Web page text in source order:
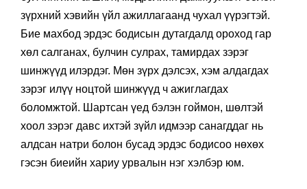
зүрхний хэвийн үйл ажиллагаанд чухал үүрэгтэй.
Бие махбод эрдэс бодисын дутагдалд ороход гар
хөл салганах, булчин сулрах, тамирдах зэрэг
шинжүүд илэрдэг. Мөн зүрх дэлсэх, хэм алдагдах
зэрэг илүү ноцтой шинжүүд ч ажиглагдах
боломжтой. Шартсан үед бэлэн гоймон, шөлтэй
хоол зэрэг давс ихтэй зүйл идмээр санагддаг нь
алдсан натри болон бусад эрдэс бодисоо нөхөх
гэсэн биеийн хариу урвалын нэг хэлбэр юм.